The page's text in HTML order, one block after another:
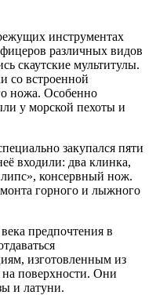
инструментах
различных видов
скаутские мультитулы.
со встроенной
ножа. Особенно
у морской пехоты и
закупался пяти
входили: два клинка,
консервный нож.
горного и лыжного
предпочтения в
изготовленным из
поверхности. Они
и латуни.